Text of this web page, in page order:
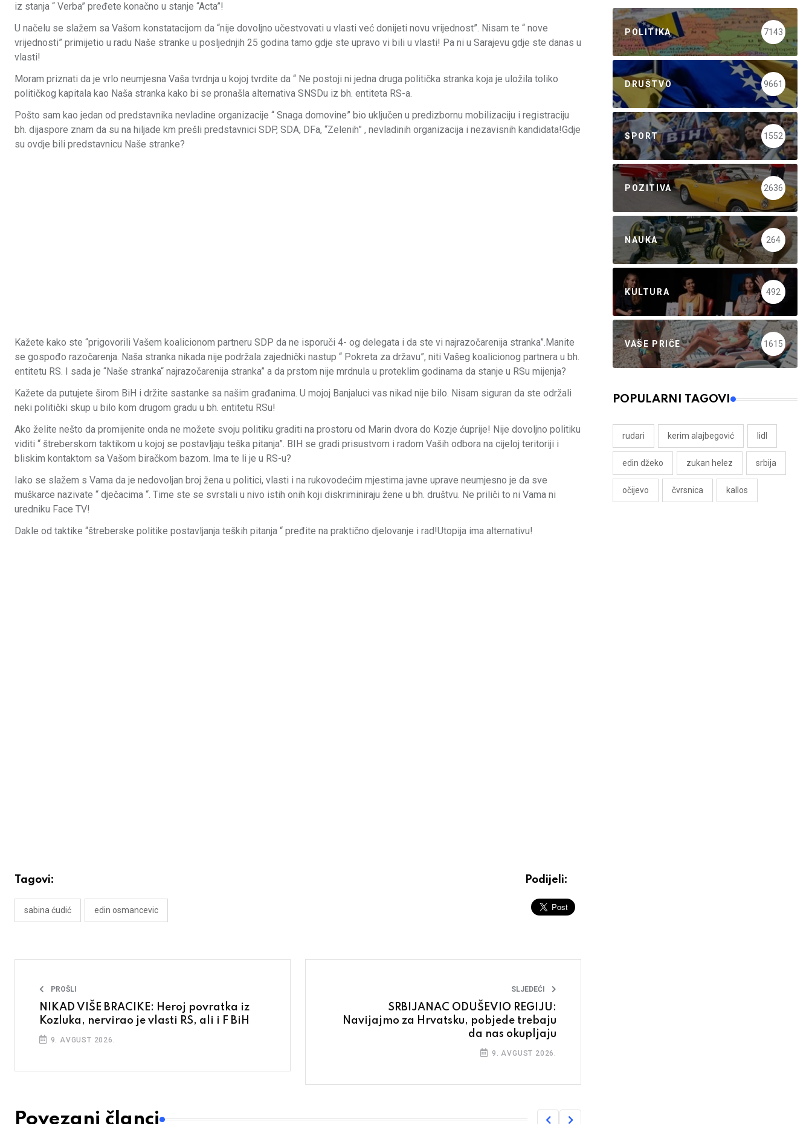
iz stanja “ Verba” pređete konačno u stanje “Acta”!
U načelu se slažem sa Vašom konstatacijom da “nije dovoljno učestvovati u vlasti već donijeti novu vrijednost”. Nisam te “ nove
vrijednosti” primijetio u radu Naše stranke u posljednjih 25 godina tamo gdje ste upravo vi bili u vlasti! Pa ni u Sarajevu gdje ste danas u
vlasti!
Moram priznati da je vrlo neumjesna Vaša tvrdnja u kojoj tvrdite da “ Ne postoji ni jedna druga politička stranka koja je uložila toliko
političkog kapitala kao Naša stranka kako bi se pronašla alternativa SNSDu iz bh. entiteta RS-a.
Pošto sam kao jedan od predstavnika nevladine organizacije “ Snaga domovine” bio uključen u predizbornu mobilizaciju i registraciju
bh. dijaspore znam da su na hiljade km prešli predstavnici SDP, SDA, DFa, “Zelenih” , nevladinih organizacija i nezavisnih kandidata!Gdje
su ovdje bili predstavnicu Naše stranke?
Kažete kako ste “prigovorili Vašem koalicionom partneru SDP da ne isporuči 4- og delegata i da ste vi najrazočarenija stranka”.Manite
se gospođo razočarenja. Naša stranka nikada nije podržala zajednički nastup “ Pokreta za državu”, niti Vašeg koalicionog partnera u bh.
entitetu RS. I sada je “Naše stranka“ najrazočarenija stranka” a da prstom nije mrdnula u proteklim godinama da stanje u RSu mijenja?
Kažete da putujete širom BiH i držite sastanke sa našim građanima. U mojoj Banjaluci vas nikad nije bilo. Nisam siguran da ste održali
neki politički skup u bilo kom drugom gradu u bh. entitetu RSu!
Ako želite nešto da promijenite onda ne možete svoju politiku graditi na prostoru od Marin dvora do Kozje ćuprije! Nije dovoljno politiku
viditi “ štreberskom taktikom u kojoj se postavljaju teška pitanja”. BIH se gradi prisustvom i radom Vaših odbora na cijeloj teritoriji i
bliskim kontaktom sa Vašom biračkom bazom. Ima te li je u RS-u?
Iako se slažem s Vama da je nedovoljan broj žena u politici, vlasti i na rukovodećim mjestima javne uprave neumjesno je da sve
muškarce nazivate “ dječacima “. Time ste se svrstali u nivo istih onih koji diskriminiraju žene u bh. društvu. Ne priliči to ni Vama ni
uredniku Face TV!
Dakle od taktike “štreberske politike postavljanja teških pitanja “ pređite na praktično djelovanje i rad!Utopija ima alternativu!
Tagovi:
sabina ćudić edin osmancevic
Podijeli:
PROŠLI
NIKAD VIŠE BRACIKE: Heroj povratka iz
Kozluka, nervirao je vlasti RS, ali i F BiH
9. AVGUST 2026.
SLJEDEĆI
SRBIJANAC ODUŠEVIO REGIJU:
Navijajmo za Hrvatsku, pobjede trebaju
da nas okupljaju
9. AVGUST 2026.
Povezani članci
POLITIKA 7143
DRUŠTVO 9661
SPORT 1552
POZITIVA 2636
NAUKA 264
KULTURA 492
VAŠE PRIČE 1615
POPULARNI TAGOVI
rudari kerim alajbegović lidl
edin džeko zukan helez srbija
očijevo čvrsnica kallos